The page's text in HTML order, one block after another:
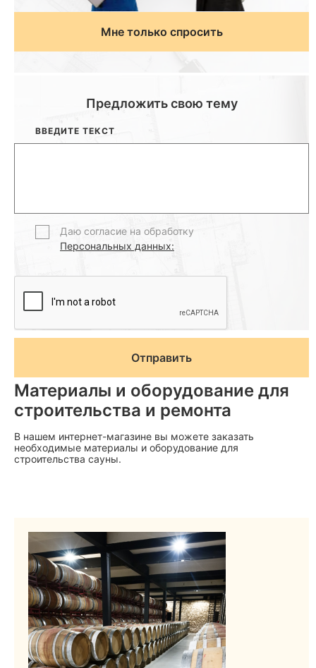
Мне только спросить
Предложить свою тему
ВВЕДИТЕ ТЕКСТ
Даю согласие на обработку
Персональных данных:
Материалы и оборудование для
строительства и ремонта
В нашем интернет-магазине вы можете заказать
необходимые материалы и оборудование для
строительства сауны.